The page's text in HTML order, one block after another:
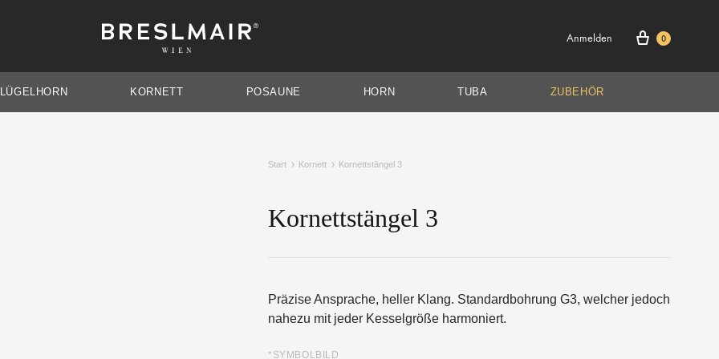
Wien
Mundstück
Anmelden Warenkorb
0
KORNETT POSAUNE HORN TUBA ZUBEHÖR
Start Kornett Kornettstängel 3
Kornettstängel 3
Präzise Ansprache, heller Klang. Standardbohrung G3, welcher jedoch
nahezu mit jeder Kesselgröße harmoniert.
*SYMBOLBILD